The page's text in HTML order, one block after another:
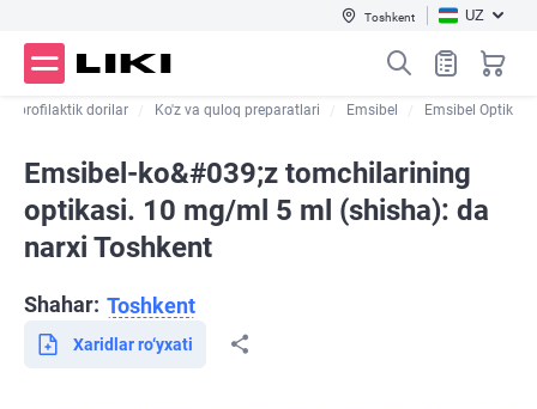
Toshkent UZ
profilaktik dorilar Ko'z va quloq preparatlari Emsibel Emsibel Optik
Emsibel-ko&#039;z tomchilarining
optikasi. 10 mg/ml 5 ml (shisha): da
narxi Toshkent
Shahar: Toshkent
Xaridlar ro‘yxati